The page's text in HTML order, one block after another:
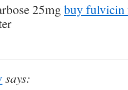
25mg buy fulvicin
says: